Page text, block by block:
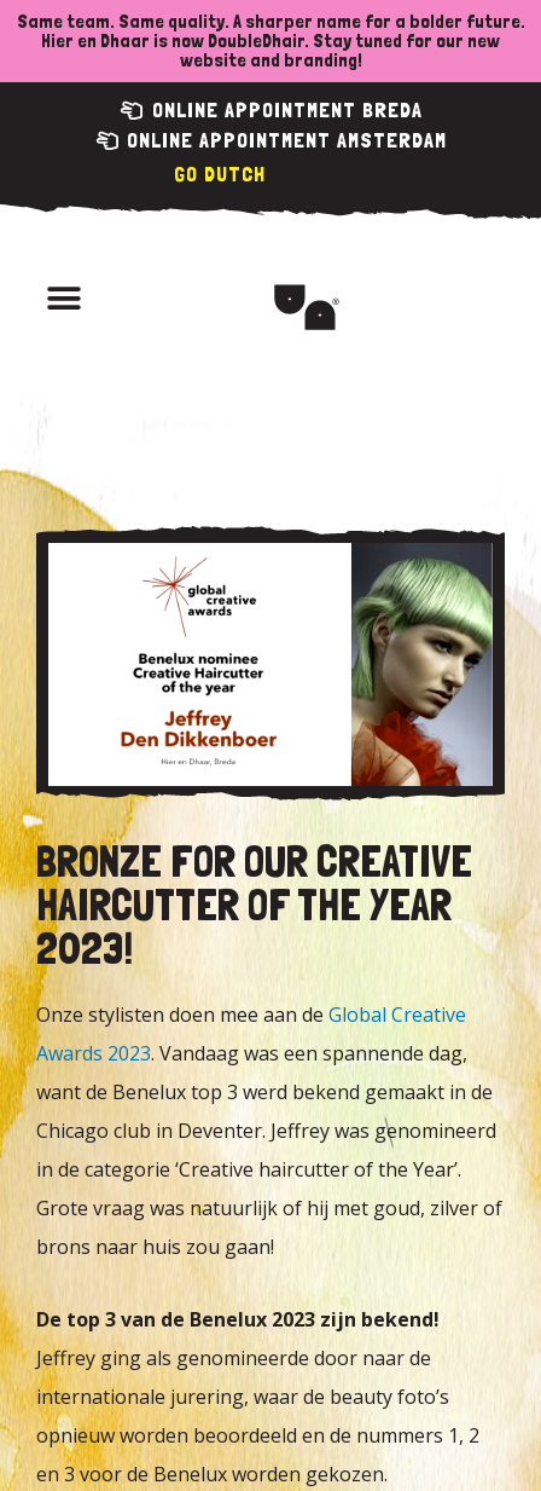
SkipSame team. Same quality. A sharper name for a bolder future.
Hier en Dhaar is now DoubleDhair. Stay tuned for our new
website and branding!
ONLINE APPOINTMENT BREDA
ONLINE APPOINTMENT AMSTERDAM
DUTCH
Menu
BRONZE FOR OUR CREATIVE
HAIRCUTTER OF THE YEAR
2023!
Onze stylisten doen mee aan de Global Creative
Awards 2023. Vandaag was een spannende dag,
want de Benelux top 3 werd bekend gemaakt in de
Chicago club in Deventer. Jeffrey was genomineerd
in de categorie ‘Creative haircutter of the Year’.
Grote vraag was natuurlijk of hij met goud, zilver of
brons naar huis zou gaan!
De top 3 van de Benelux 2023 zijn bekend!
Jeffrey ging als genomineerde door naar de
internationale jurering, waar de beauty foto’s
opnieuw worden beoordeeld en de nummers 1, 2
en 3 voor de Benelux worden gekozen.